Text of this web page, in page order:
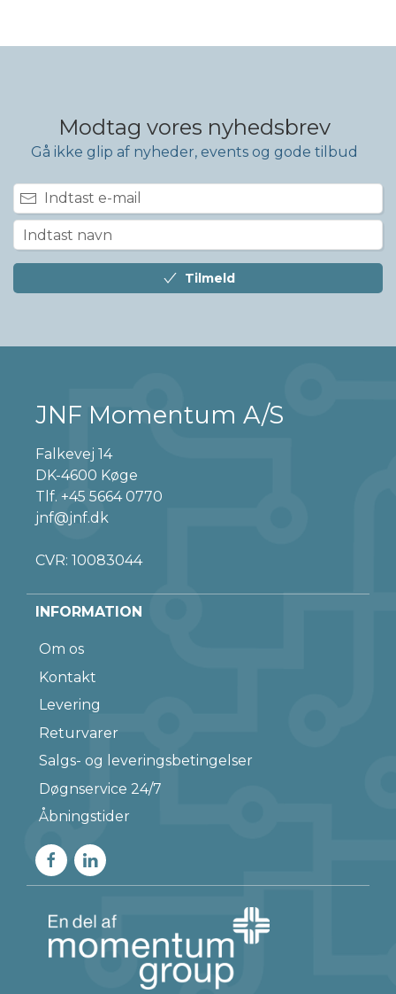
Modtag vores nyhedsbrev
Gå ikke glip af nyheder, events og gode tilbud
Tilmeld
JNF Momentum A/S
Falkevej 14
DK-4600 Køge
Tlf. +45 5664 0770
jnf@jnf.dk
CVR: 10083044
INFORMATION
Om os
Kontakt
Levering
Returvarer
Salgs- og leveringsbetingelser
Døgnservice 24/7
Åbningstider